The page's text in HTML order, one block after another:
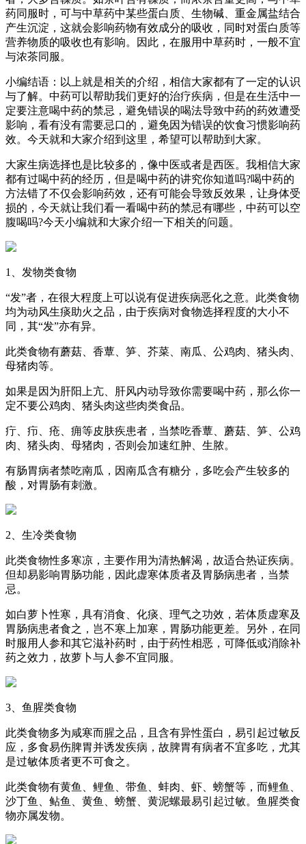
药同服时，可与中草药中某些蛋白质、生物碱、重金属盐结合
产生沉淀，这就会影响药物有效成分的吸收，同时对蛋白质等
营养物质的吸收也有影响。因此，在服用中草药时，一般不宜
与浓茶同服。
小编结语：以上就是相关的介绍，相信大家都有了一定的认识
与了解。中药可以帮助我们更好的治疗疾病，但是在生活中一
定要注意喝中药的禁忌，避免错误的喝法导致中药的药效遭受
影响，看有没有需要忌口的，避免因为错误的饮食习惯影响药
效。今天就和大家介绍到这里，希望可以帮助到大家。
大家生病选择也是比较多的，像中医或者是西医。我相信大家
都有过喝中药的经历，但是喝中药的讲究你知道吗?喝中药的
方法错了不仅会影响药效，还有可能会导致反效果，让身体受
损的，今天就让我们看一看喝中药的禁忌有哪些，中药可以空
腹喝吗?今天小编就和大家介绍一下相关的问题。
1、发物类食物
“发”者，在很大程度上可以说有促进疾病恶化之意。此类食物
均为动风生痰助火之品，由于疾病对食物选择程度的大小不
同，其“发”亦有异。
此类食物有蘑菇、香蕈、笋、芥菜、南瓜、公鸡肉、猪头肉、
母猪肉等。
如果是因为肝阳上亢、肝风内动导致你需要喝中药，那么你一
定不要公鸡肉、猪头肉这些肉类食品。
疔、疖、疮、痈等皮肤疾患者，当禁吃香蕈、蘑菇、笋、公鸡
肉、猪头肉、母猪肉，否则会加速红肿、生脓。
有肠胃病者禁吃南瓜，因南瓜含有糖分，多吃会产生较多的
酸，对胃肠有刺激。
2、生冷类食物
此类食物性多寒凉，主要作用为清热解渴，故适合热证疾病。
但却易影响胃肠功能，因此虚寒体质者及胃肠病患者，当禁
忌。
如白萝卜性寒，具有消食、化痰、理气之功效，若体质虚寒及
胃肠病患者食之，岂不寒上加寒，胃肠功能更差。另外，在同
时服用人参和其它滋补药时，由于药性相恶，可降低或消除补
药之效力，故萝卜与人参不宜同服。
3、鱼腥类食物
此类食物多为咸寒而腥之品，且含有异性蛋白，易引起过敏反
应，多食易伤脾胃并诱发疾病，故脾胃有病者不宜多吃，尤其
是过敏体质者更不可食之。
此类食物有黄鱼、鲤鱼、带鱼、蚌肉、虾、螃蟹等，而鲤鱼、
沙丁鱼、鲇鱼、黄鱼、螃蟹、黄泥螺最易引起过敏。鱼腥类食
物亦属发物。